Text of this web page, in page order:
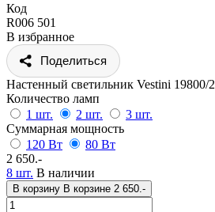
Код
R006 501
В избранное
Поделиться
Настенный светильник Vestini 19800/2
Количество ламп
1 шт.
2 шт.
3 шт.
Суммарная мощность
120 Вт
80 Вт
2 650.-
8 шт. В наличии
В корзину В корзине 2 650.-